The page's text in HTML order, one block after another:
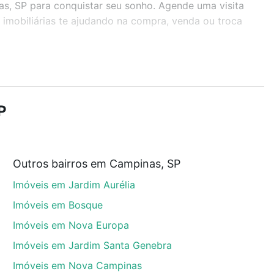
SP para conquistar seu sonho. Agende uma visita
te ajudando na compra, venda ou troca
os filtros como quantidade de quartos, suítes, com
salão de festas ou área verde e encontrar
SP que custam a partir de R$ 0 e com nossas
dos custos envolvidos no processo de compra,
sonhos com segurança e conforto. Loft, com você
Outros bairros em Campinas, SP
Imóveis em Jardim Aurélia
Imóveis em Bosque
Imóveis em Nova Europa
Imóveis em Jardim Santa Genebra
Imóveis em Nova Campinas